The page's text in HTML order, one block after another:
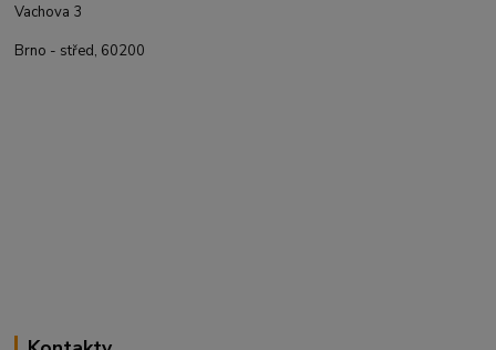
Vachova 3
Brno - střed, 60200